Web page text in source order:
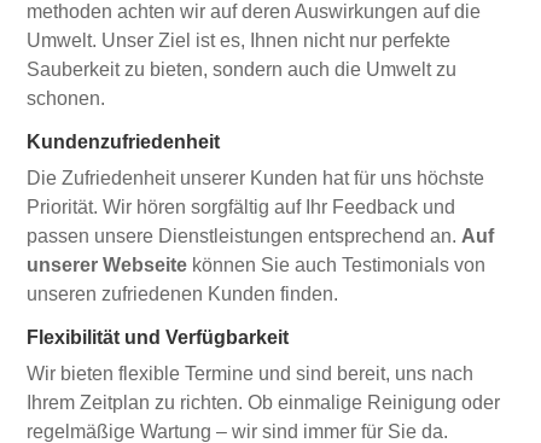
methoden achten wir auf deren Auswirkungen auf die
Umwelt. Unser Ziel ist es, Ihnen nicht nur perfekte
Sauberkeit zu bieten, sondern auch die Umwelt zu
schonen.
Kundenzufriedenheit
Die Zufriedenheit unserer Kunden hat für uns höchste
Priorität. Wir hören sorgfältig auf Ihr Feedback und
passen unsere Dienstleistungen entsprechend an. Auf
unserer Webseite können Sie auch Testimonials von
unseren zufriedenen Kunden finden.
Flexibilität und Verfügbarkeit
Wir bieten flexible Termine und sind bereit, uns nach
Ihrem Zeitplan zu richten. Ob einmalige Reinigung oder
regelmäßige Wartung – wir sind immer für Sie da.